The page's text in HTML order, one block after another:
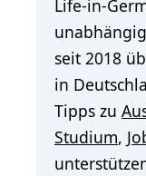
Life-in-
seit 2018
in
Tipps zu
Studium,